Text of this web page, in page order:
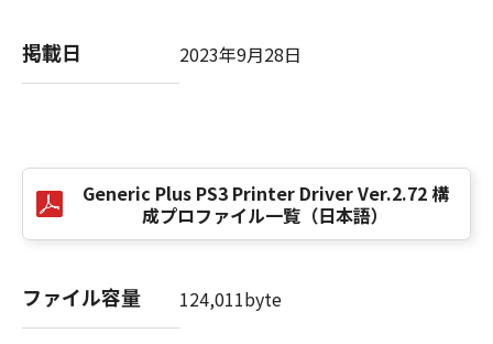
９．U.S. GOVERNMENT RESTRICTED RIGHTS
NOTICE
府エンドユーザーである場合、以下の規定が適
用されます：The SOFTWARE is a "commercial
item," as that term is defined at 48 C.F.R.
computer software documentation," as such
terms are used in 48 C.F.R. 12.212 (Sept 1995).
掲載日 2023年9月28日
Generic Plus PS3 Printer Driver Ver.2.72 構
成プロファイル一覧（日本語）
ファイル容量 124,011byte